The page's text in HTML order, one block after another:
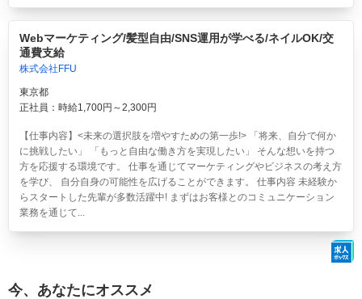
Webマーケティング/髪型自由/SNS運用が学べる/ネイルOK/交
通費支給
株式会社FFU
東京都
正社員：時給1,700円～2,300円
【仕事内容】<未来の選択肢を増やすための第一歩!> 「将来、自分で何か
に挑戦したい」 「もっと自由な働き方を実現したい」 そんな想いを持つ
方を応援する環境です。 仕事を通じてマーケティングやビジネスの考え方
を学び、 自分自身の可能性を広げることができます。 仕事内容 未経験か
らスタートした先輩が多数活躍中! まずはお客様とのコミュニケーション
業務を通じて...
今、あなたにオススメ